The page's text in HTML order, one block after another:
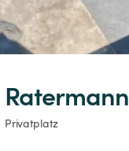
Ratermann
Privatplatz